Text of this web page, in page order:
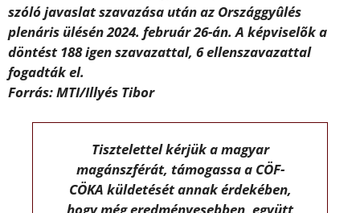
szóló javaslat szavazása után az Országgyûlés
plenáris ülésén 2024. február 26-án. A képviselõk a
döntést 188 igen szavazattal, 6 ellenszavazattal
fogadták el.
Forrás: MTI/Illyés Tibor
Tisztelettel kérjük a magyar
magánszférát, támogassa a CÖF-
CÖKA küldetését annak érdekében,